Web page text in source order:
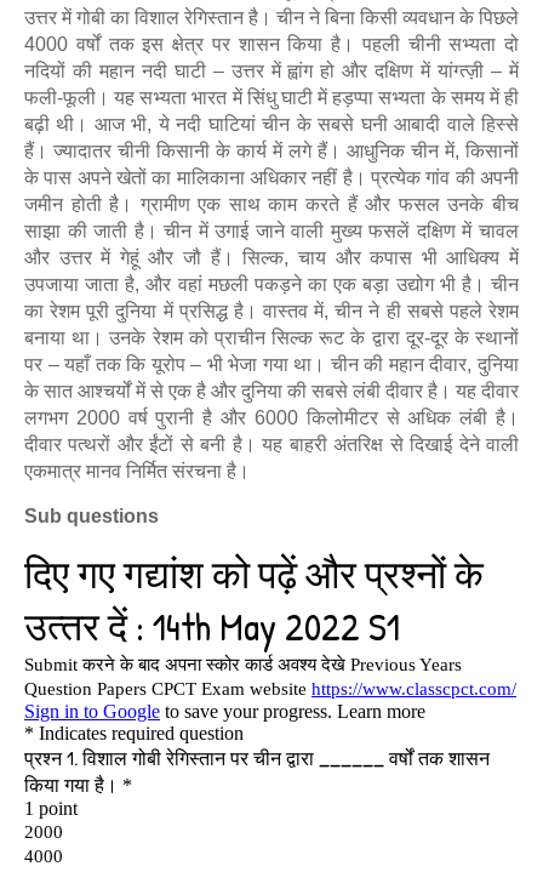
उत्तर में गोबी का विशाल रेगिस्तान है। चीन ने बिना किसी व्यवधान के पिछले
4000 वर्षों तक इस क्षेत्र पर शासन किया है। पहली चीनी सभ्यता दो
नदियों की महान नदी घाटी – उत्तर में ह्वांग हो और दक्षिण में यांग्त्ज़ी – में
फली-फूली। यह सभ्यता भारत में सिंधु घाटी में हड़प्पा सभ्यता के समय में ही
बढ़ी थी। आज भी, ये नदी घाटियां चीन के सबसे घनी आबादी वाले हिस्से
हैं। ज्यादातर चीनी किसानी के कार्य में लगे हैं। आधुनिक चीन में, किसानों
के पास अपने खेतों का मालिकाना अधिकार नहीं है। प्रत्येक गांव की अपनी
जमीन होती है। ग्रामीण एक साथ काम करते हैं और फसल उनके बीच
साझा की जाती है। चीन में उगाई जाने वाली मुख्य फसलें दक्षिण में चावल
और उत्तर में गेहूं और जौ हैं। सिल्क, चाय और कपास भी आधिक्य में
उपजाया जाता है, और वहां मछली पकड़ने का एक बड़ा उद्योग भी है। चीन
का रेशम पूरी दुनिया में प्रसिद्ध है। वास्तव में, चीन ने ही सबसे पहले रेशम
बनाया था। उनके रेशम को प्राचीन सिल्क रूट के द्वारा दूर-दूर के स्थानों
पर – यहाँ तक कि यूरोप – भी भेजा गया था। चीन की महान दीवार, दुनिया
के सात आश्चर्यों में से एक है और दुनिया की सबसे लंबी दीवार है। यह दीवार
लगभग 2000 वर्ष पुरानी है और 6000 किलोमीटर से अधिक लंबी है।
दीवार पत्थरों और ईंटों से बनी है। यह बाहरी अंतरिक्ष से दिखाई देने वाली
एकमात्र मानव निर्मित संरचना है।
Sub questions